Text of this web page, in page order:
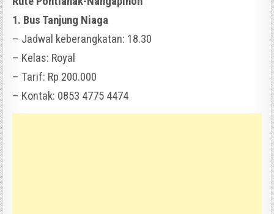
1. Bus Tanjung Niaga
– Jadwal keberangkatan: 18.30
– Kelas: Royal
– Tarif: Rp 200.000
– Kontak: 0853 4775 4474